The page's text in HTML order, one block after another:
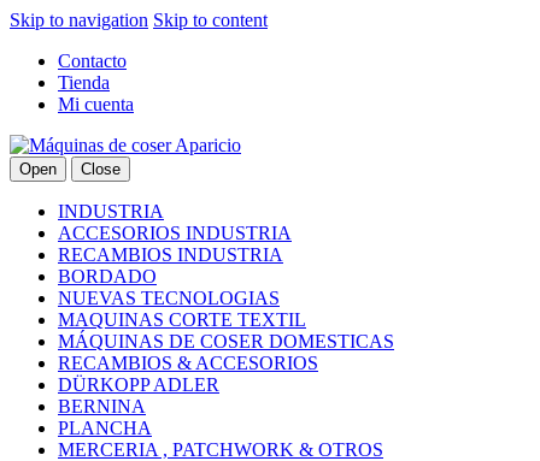
Skip to navigation Skip to content
Contacto
Tienda
Mi cuenta
Open Close
INDUSTRIA
ACCESORIOS INDUSTRIA
RECAMBIOS INDUSTRIA
BORDADO
NUEVAS TECNOLOGIAS
MAQUINAS CORTE TEXTIL
MÁQUINAS DE COSER DOMESTICAS
RECAMBIOS & ACCESORIOS
DÜRKOPP ADLER
BERNINA
PLANCHA
MERCERIA , PATCHWORK & OTROS